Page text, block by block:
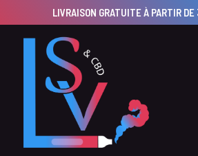
LIVRAISON GRATUITE À PARTIR